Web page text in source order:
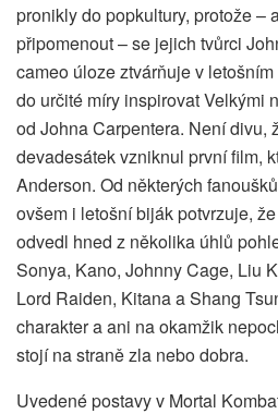
pronikly do popkultury, protože –
připomenout – se jejich tvůrci
cameo úloze ztvárňuje v
do určité míry inspirovat Velkými
od Johna Carpentera. Není divu,
devadesátek vzniknul první film,
Anderson. Od některých
ovšem i letošní biják potvrzuje,
odvedl hned z několika úhlů
Sonya, Kano, Johnny Cage, Liu
Lord Raiden, Kitana a Shang
charakter a ani na okamžik
stojí na straně zla nebo dobra.
Uvedené postavy v Mortal